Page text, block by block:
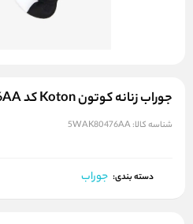
جوراب زنانه کوتون Koton کد 5WAK80476AA
شناسه کالا:5WAK80476AA
دسته بندی: جوراب